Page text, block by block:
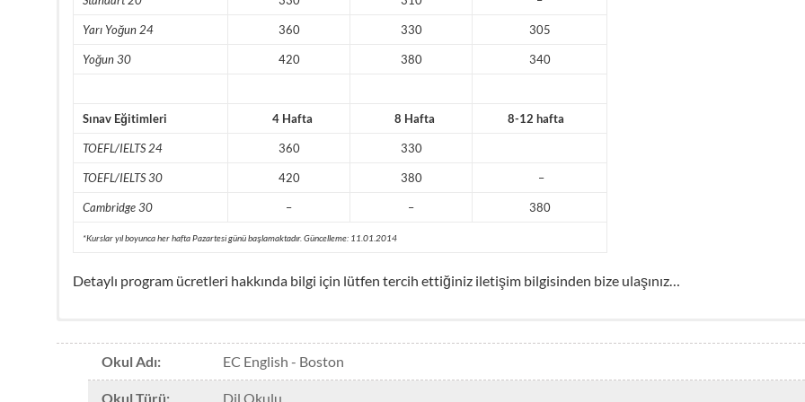
Yarı Yoğun 24 360 330 305
Yoğun 30 420 380 340
Sınav Eğitimleri 4 Hafta 8 Hafta 8-12 hafta
TOEFL/IELTS 24 360 330
TOEFL/IELTS 30 420 380 –
Cambridge 30 – – 380
*Kurslar yıl boyunca her hafta Pazartesi günü başlamaktadır. Güncelleme: 11.01.2014
Detaylı program ücretleri hakkında bilgi için lütfen tercih ettiğiniz iletişim bilgisinden bize ulaşınız…
Amerika Merkezleri İndirim Fırsatları
[google-map-v3 width=”650″ height=”400″ zoom=”6″ maptype=”roadmap” mapalign=”center” directionhint=”false”
zoomcontrol=”true” scalecontrol=”true” streetviewcontrol=”true” scrollwheelcontrol=”false” draggable=”true”
addmarkermashupbubble=”false” addmarkerlist=”Boston{}university.png{}EC English Boston Merkezi”
Okul Adı: EC English - Boston
Okul Türü: Dil Okulu